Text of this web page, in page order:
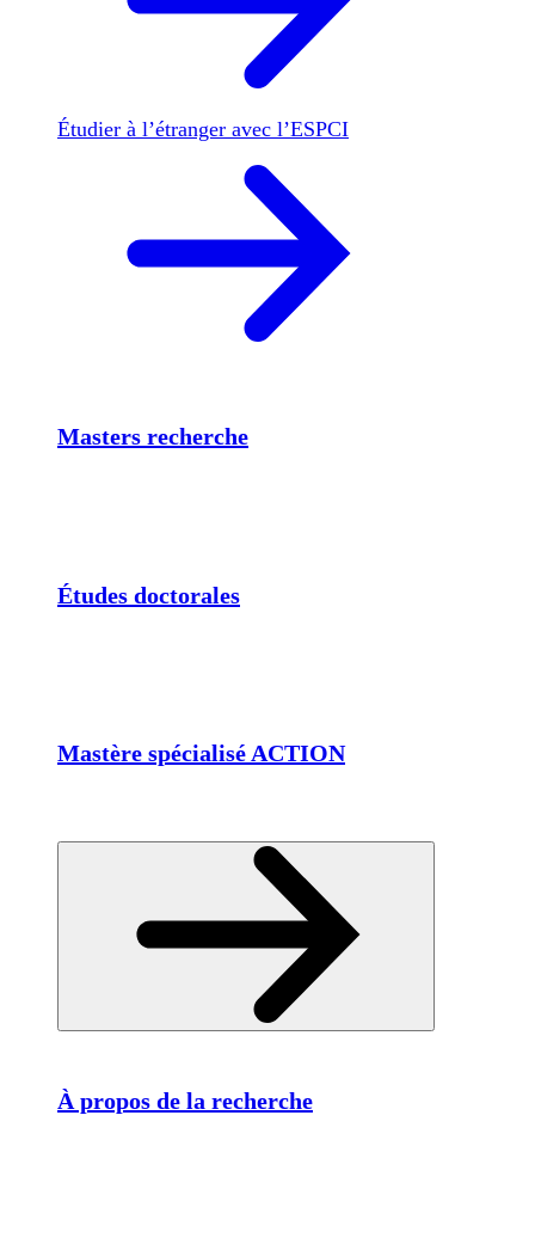
Étudier à l’étranger avec l’ESPCI
Masters recherche
Études doctorales
Mastère spécialisé ACTION
À propos de la recherche